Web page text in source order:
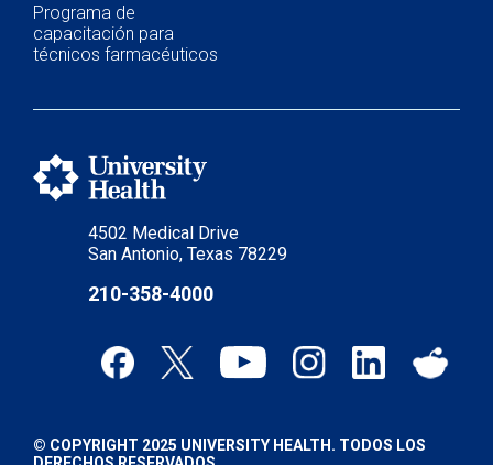
4502 Medical Drive
San Antonio, Texas 78229
210-358-4000
Programa de
capacitación para
técnicos farmacéuticos
© COPYRIGHT 2025 UNIVERSITY HEALTH. TODOS LOS